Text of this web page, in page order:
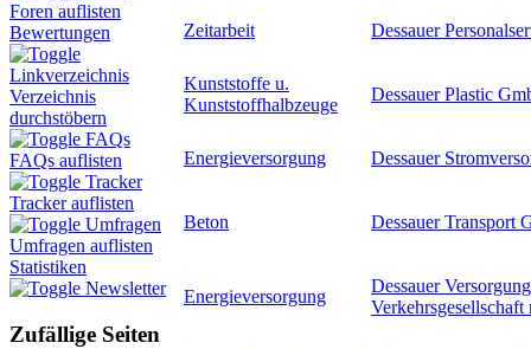
Foren auflisten
Bewertungen
Linkverzeichnis
Verzeichnis
durchstöbern
FAQs
FAQs auflisten
Tracker
Tracker auflisten
Umfragen
Umfragen auflisten
Statistiken
Newsletter
Zufällige Seiten
Zeitarbeit Dessauer
Kunststoffe u.
Kunststoffhalbzeuge
Dessauer Plastic
Energieversorgung Dessauer
Beton Dessauer Transport
Energieversorgung
Dessauer
Verkehrsgesellschaft